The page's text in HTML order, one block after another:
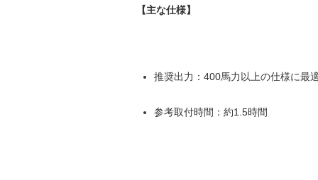
【主な仕様】
推奨出力：400馬力以上の仕様に最
参考取付時間：約1.5時間